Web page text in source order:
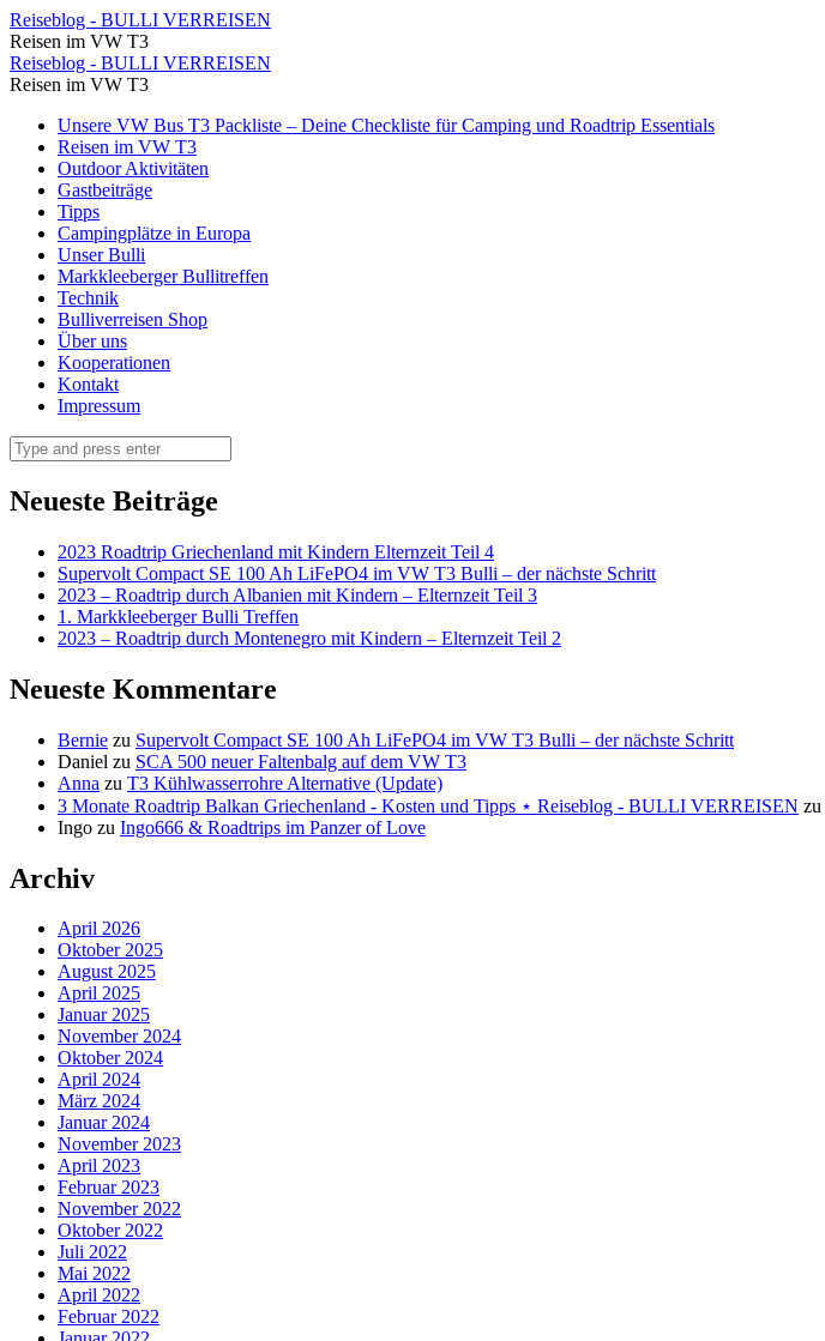
Temperaturschalter
hinter
dem
Fahrersitz
Reiseblog
BULLI
VERREISEN
Reiseblog - BULLI VERREISEN
Reisen im VW T3
Temperaturschalter
hinter
dem
Fahrersitz
Reiseblog
BULLI
VERREISEN
Reiseblog - BULLI VERREISEN
Reisen im VW T3
Skip
content
Unsere VW Bus T3 Packliste – Deine Checkliste für Camping und Roadtrip Essentials
Reisen im VW T3
Outdoor Aktivitäten
Gastbeiträge
Tipps
Campingplätze in Europa
Unser Bulli
Markkleeberger Bullitreffen
Technik
Bulliverreisen Shop
Über uns
Kooperationen
Kontakt
Impressum
Search
Neueste Beiträge
2023 Roadtrip Griechenland mit Kindern Elternzeit Teil 4
Supervolt Compact SE 100 Ah LiFePO4 im VW T3 Bulli – der nächste Schritt
2023 – Roadtrip durch Albanien mit Kindern – Elternzeit Teil 3
1. Markkleeberger Bulli Treffen
2023 – Roadtrip durch Montenegro mit Kindern – Elternzeit Teil 2
Neueste Kommentare
Bernie zu Supervolt Compact SE 100 Ah LiFePO4 im VW T3 Bulli – der nächste Schritt
Daniel zu SCA 500 neuer Faltenbalg auf dem VW T3
Anna zu T3 Kühlwasserrohre Alternative (Update)
3 Monate Roadtrip Balkan Griechenland - Kosten und Tipps ⋆ Reiseblog - BULLI VERREISEN zu
Ingo zu Ingo666 & Roadtrips im Panzer of Love
Archiv
April 2026
Oktober 2025
August 2025
April 2025
Januar 2025
November 2024
Oktober 2024
April 2024
März 2024
Januar 2024
November 2023
April 2023
Februar 2023
November 2022
Oktober 2022
Juli 2022
Mai 2022
April 2022
Februar 2022